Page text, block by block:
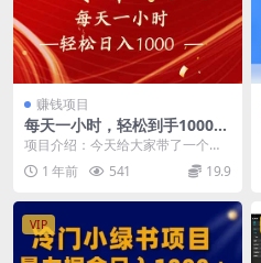
赚钱项目
每天一小时，轻松到手1000，
新手必学，可兼职可全职
项目介绍：今天给大家带了一个最
新的项目，非常简单的操作方式，
每天只需要用手机来操...
1 年前 541 19.9
VIP